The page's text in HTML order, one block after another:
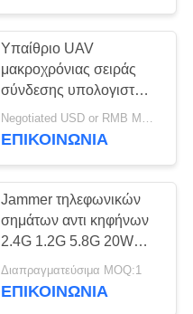
Υπαίθριο UAV
μακροχρόνιας σειράς
σύνδεσης υπολογιστών
Jammer σημάτων
κηφήνων Blocker για την
Negotiated USD or RMB MOQ:1
ΕΠΙΚΟΙΝΩΝΊΑ
Jammer τηλεφωνικών
σημάτων αντι κηφήνων
2.4G 1.2G 5.8G 20W
30W 40W κινητή ενότητα
Διαπραγματεύσιμα MOQ:1
ΕΠΙΚΟΙΝΩΝΊΑ